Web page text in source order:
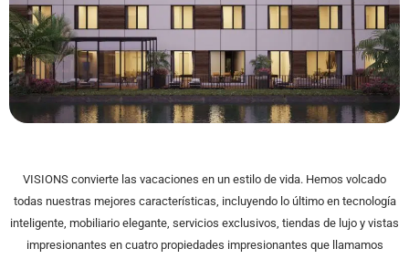
VISIONS convierte las vacaciones en un estilo de vida. Hemos volcado
todas nuestras mejores características, incluyendo lo último en tecnología
inteligente, mobiliario elegante, servicios exclusivos, tiendas de lujo y vistas
impresionantes en cuatro propiedades impresionantes que llamamos